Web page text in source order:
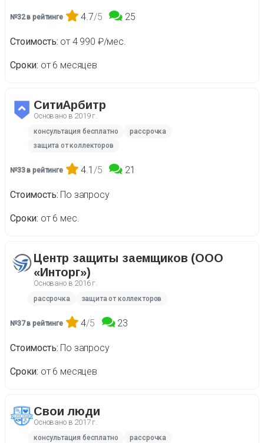
№32 в рейтинге 4.7/5 25
Стоимость от 4 990 ₽/мес.
Сроки от 6 месяцев
СитиАрбитр
Основано в 2019 г.
консультация бесплатно
рассрочка
защита от коллекторов
№33 в рейтинге 4.1 /5 21
Стоимость По запросу
Сроки от 6 мес.
Центр защиты заемщиков (ООО
«Инторг»)
Основано в 2016 г.
рассрочка защита от коллекторов
№37 в рейтинге 4/5 23
Стоимость По запросу
Сроки от 6 месяцев
Свои люди
Основано в 2017 г.
консультация бесплатно рассрочка